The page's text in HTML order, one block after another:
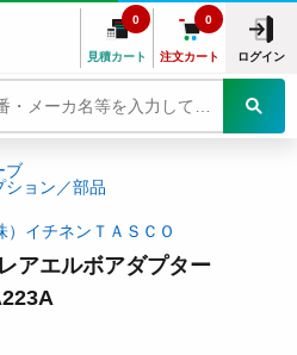
見積カート
0
注文カート
0
ログイン
ブ
ョン／部品
）イチネンＴＡＳＣＯ
アエルボアダプター